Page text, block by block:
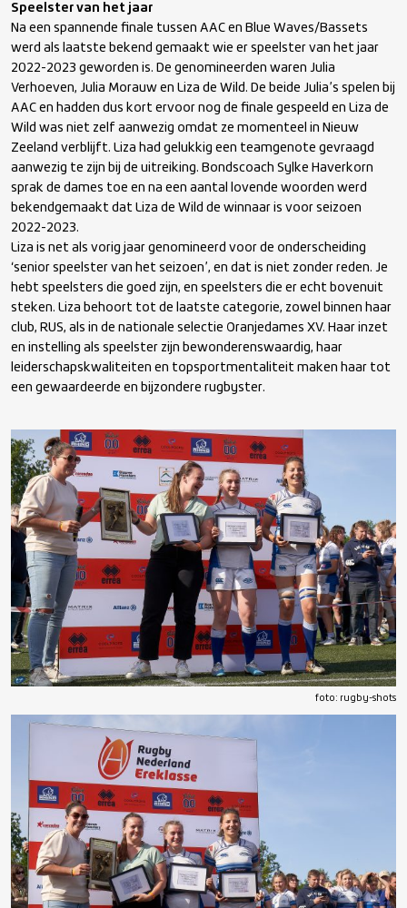
Speelster van het jaar
Na een spannende finale tussen AAC en Blue Waves/Bassets
werd als laatste bekend gemaakt wie er speelster van het jaar
2022-2023 geworden is. De genomineerden waren Julia
Verhoeven, Julia Morauw en Liza de Wild. De beide Julia’s spelen bij
AAC en hadden dus kort ervoor nog de finale gespeeld en Liza de
Wild was niet zelf aanwezig omdat ze momenteel in Nieuw
Zeeland verblijft. Liza had gelukkig een teamgenote gevraagd
aanwezig te zijn bij de uitreiking. Bondscoach Sylke Haverkorn
sprak de dames toe en na een aantal lovende woorden werd
bekendgemaakt dat Liza de Wild de winnaar is voor seizoen
2022-2023.
Liza is net als vorig jaar genomineerd voor de onderscheiding
‘senior speelster van het seizoen’, en dat is niet zonder reden. Je
hebt speelsters die goed zijn, en speelsters die er echt bovenuit
steken. Liza behoort tot de laatste categorie, zowel binnen haar
club, RUS, als in de nationale selectie Oranjedames XV. Haar inzet
en instelling als speelster zijn bewonderenswaardig, haar
leiderschapskwaliteiten en topsportmentaliteit maken haar tot
een gewaardeerde en bijzondere rugbyster.
foto: rugby-shots